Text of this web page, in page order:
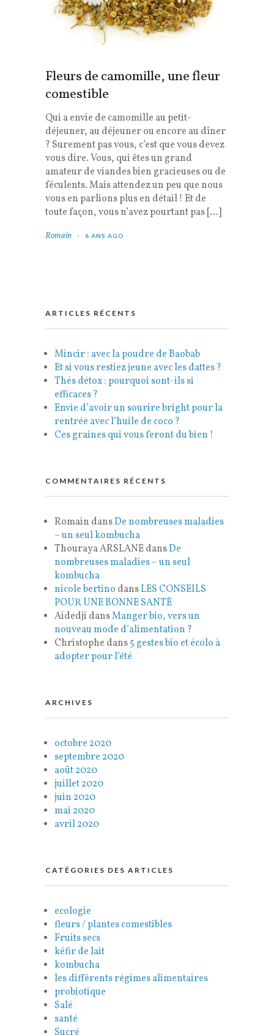
Fleurs de camomille, une fleur
comestible
Qui a envie de camomille au petit-
déjeuner, au déjeuner ou encore au dîner
? Surement pas vous, c’est que vous devez
vous dire. Vous, qui êtes un grand
amateur de viandes bien gracieuses ou de
féculents. Mais attendez un peu que nous
vous en parlions plus en détail ! Et de
toute façon, vous n’avez pourtant pas […]
Romain 6 ANS AGO
ARTICLES RÉCENTS
Mincir : avec la poudre de Baobab
Et si vous restiez jeune avec les dattes ?
Thés détox : pourquoi sont-ils si
efficaces ?
Envie d’avoir un sourire bright pour la
rentrée avec l’huile de coco ?
Ces graines qui vous feront du bien !
COMMENTAIRES RÉCENTS
Romain dansDe nombreuses maladies
– un seul kombucha
Thouraya ARSLANEdansDe
nombreuses maladies – un seul
kombucha
nicole bertino dansLES CONSEILS
POUR UNE BONNE SANTÉ
Aidedji dansManger bio, vers un
nouveau mode d’alimentation ?
Christophe dans5 gestes bio et écolo à
adopter pour l’été
ARCHIVES
octobre 2020
septembre 2020
août 2020
juillet 2020
juin 2020
mai 2020
avril 2020
CATÉGORIES DES ARTICLES
ecologie
fleurs / plantes comestibles
Fruits secs
kéfir de lait
kombucha
les différents régimes alimentaires
probiotique
Salé
santé